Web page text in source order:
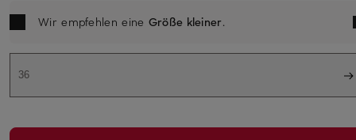
Wir empfehlen eine Größe kleiner.
36